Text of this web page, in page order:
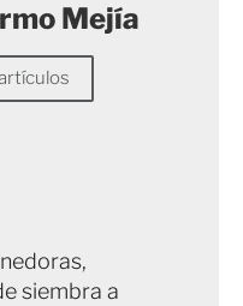
Mejía
siembra a